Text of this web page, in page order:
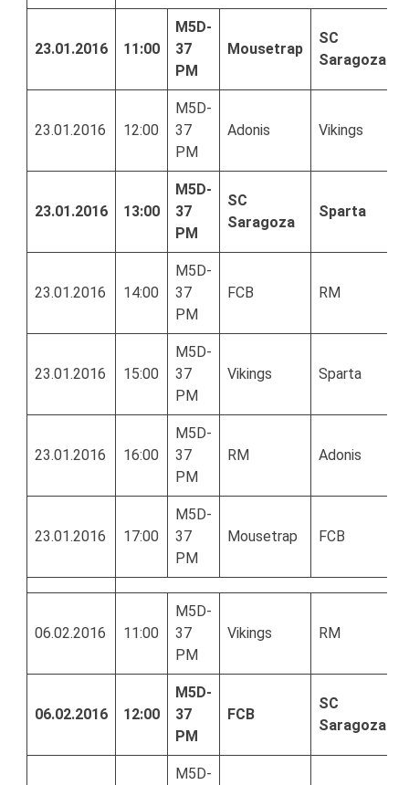
23.01.2016 11:00
M5D-
37
PM
Mousetrap
SC
Saragoza
23.01.2016 12:00
M5D-
37
PM
Adonis Vikings
23.01.2016 13:00
M5D-
37
PM
SC
Saragoza
Sparta
23.01.2016 14:00
M5D-
37
PM
FCB RM
23.01.2016 15:00
M5D-
37
PM
Vikings Sparta
23.01.2016 16:00
M5D-
37
PM
RM Adonis
23.01.2016 17:00
M5D-
37
PM
Mousetrap FCB
06.02.2016 11:00
M5D-
37
PM
Vikings RM
06.02.2016 12:00
M5D-
37
PM
FCB
SC
Saragoza
M5D-